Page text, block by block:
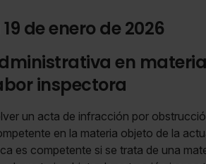
de enero de 2026
en
inspectora
un acta de infracción por
en la materia objeto de la
es competente si se trata de una